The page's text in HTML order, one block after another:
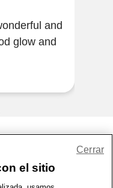
and
glow and
de Uso | Accesibilidad
el sitio
Cerrar